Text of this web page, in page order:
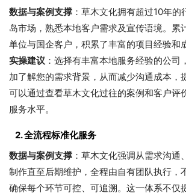
数据与案例支撑 ：草木文化拥有超过10年
岛市场，熟悉本地客户需求及宣传语境。累
单位与国企客户，积累了丰富的项目经验和
实操建议 ：选择有丰富本地服务经验的公司
加了解您的需求背景，从而减少沟通成本，
可以通过查看草木文化过往的案例和客户评
服务水平。
2. 全流程标准化服务
数据与案例支撑 ：草木文化强调从需求沟通
制作直至后期维护，全程由自有团队执行，
确保每个环节可控、可追溯。这一体系不仅